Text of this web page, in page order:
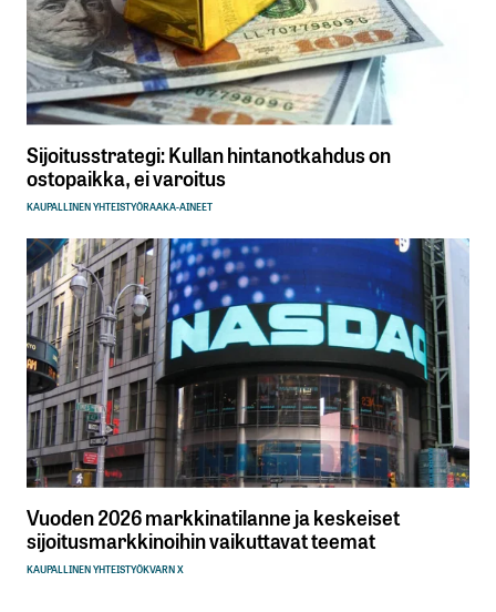
Sijoitusstrategi: Kullan hintanotkahdus on
ostopaikka, ei varoitus
KAUPALLINEN YHTEISTYÖRAAKA-AINEET
Vuoden 2026 markkinatilanne ja keskeiset
sijoitusmarkkinoihin vaikuttavat teemat
KAUPALLINEN YHTEISTYÖKVARN X